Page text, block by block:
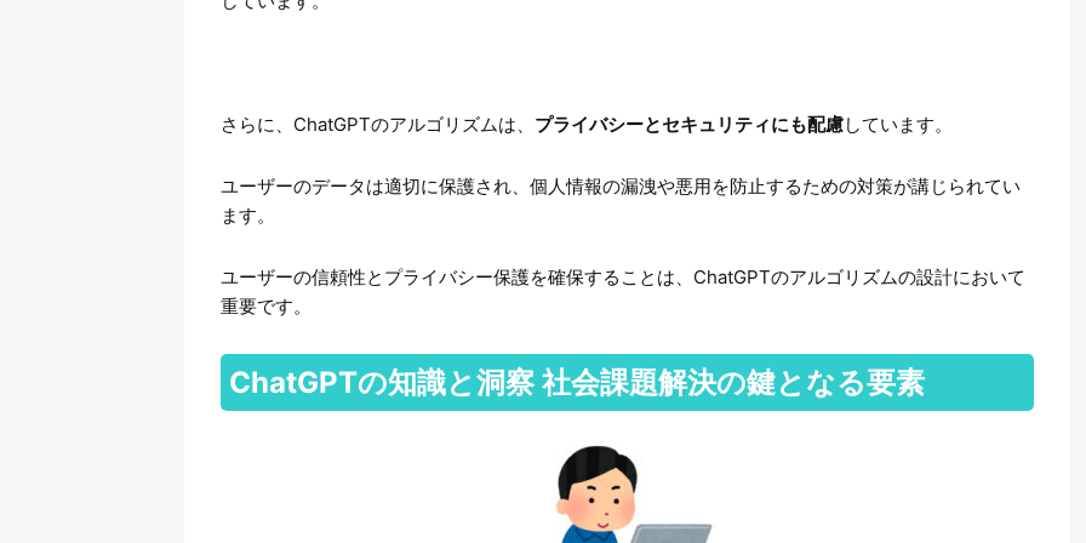
さらに、ChatGPTのアルゴリズムは、 プライバシーとセキュリティにも配慮しています。
ユーザーのデータは適切に保護され、個人情報の漏洩や悪用を防止するための対策が講じられてい
ます。
ユーザーの信頼性とプライバシー保護を確保することは、ChatGPTのアルゴリズムの設計において
重要です。
ChatGPTの知識と洞察 社会課題解決の鍵となる要素